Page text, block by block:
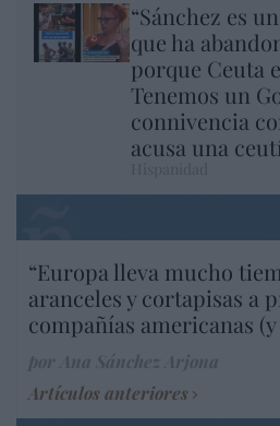
“Sánchez es
que ha
porque Ceuta
Tenemos un
connivencia
acusa una
“Europa lleva mucho
aranceles y cortapisas a
compañías americanas (y
Artículos anteriores